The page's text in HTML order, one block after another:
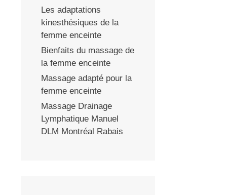
Les adaptations
kinesthésiques de la
femme enceinte
Bienfaits du massage de
la femme enceinte
Massage adapté pour la
femme enceinte
Massage Drainage
Lymphatique Manuel
DLM Montréal Rabais